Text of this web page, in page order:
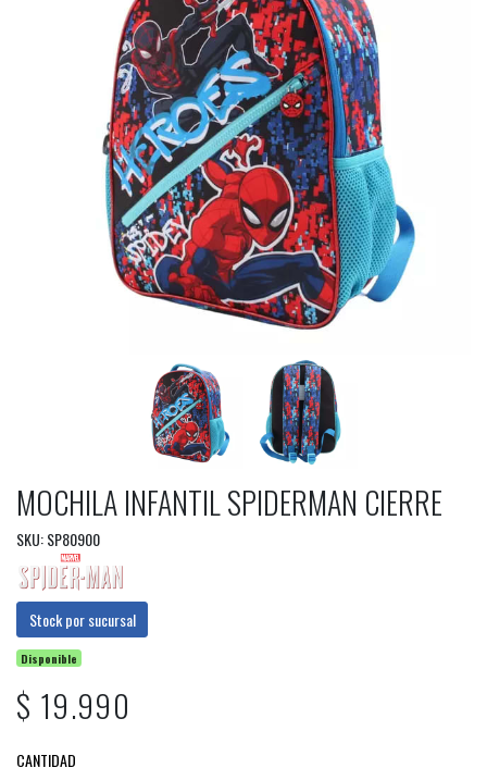
MOCHILA INFANTIL SPIDERMAN CIERRE
SKU: SP80900
Stock por sucursal
Disponible
$ 19.990
CANTIDAD